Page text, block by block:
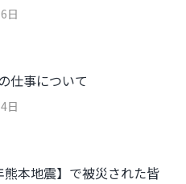
日
仕事について
日
熊本地震】で被災された皆